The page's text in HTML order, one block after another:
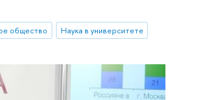
общество Наука в университете